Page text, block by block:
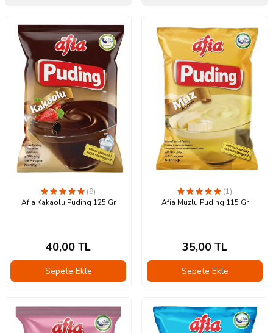
(9)
Afia Kakaolu Puding 125 Gr
40,00 TL
Sepete Ekle
(1)
Afia Muzlu Puding 115 Gr
35,00 TL
Sepete Ekle